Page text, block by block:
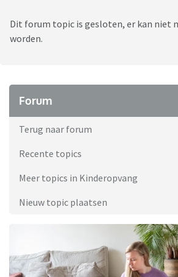
Dit forum topic is gesloten, er kan niet
worden.
Forum
Terug naar forum
Recente topics
Meer topics in Kinderopvang
Nieuw topic plaatsen